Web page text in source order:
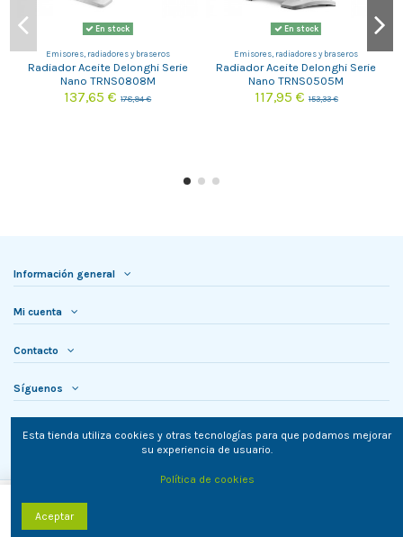
En stock
Emisores, radiadores y braseros
Radiador Aceite Delonghi Serie
Nano TRNS0808M
137,65 €178,94 €
En stock
Emisores, radiadores y braseros
Radiador Aceite Delonghi Serie
Nano TRNS0505M
117,95 € 153,33 €
Información general
Mi cuenta
Contacto
Síguenos
TielON.com © 2023. Todos los derechos reservados
Esta tienda utiliza cookies y otras tecnologías para que podamos mejorar
su experiencia de usuario.
Política de cookies
Aceptar